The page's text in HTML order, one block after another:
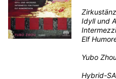
Idyll und
Intermezzi
Elf
Yubo
Hybrid-